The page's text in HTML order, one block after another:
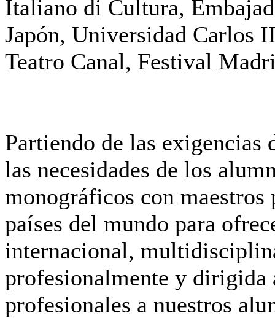
Italiano di Cultura,
Japón, Universidad Carlos
Teatro Canal, Festival
Partiendo de las exigencias
las necesidades de los
monográficos con maestros
países del mundo para
internacional,
profesionalmente y dirigida
profesionales a nuestros